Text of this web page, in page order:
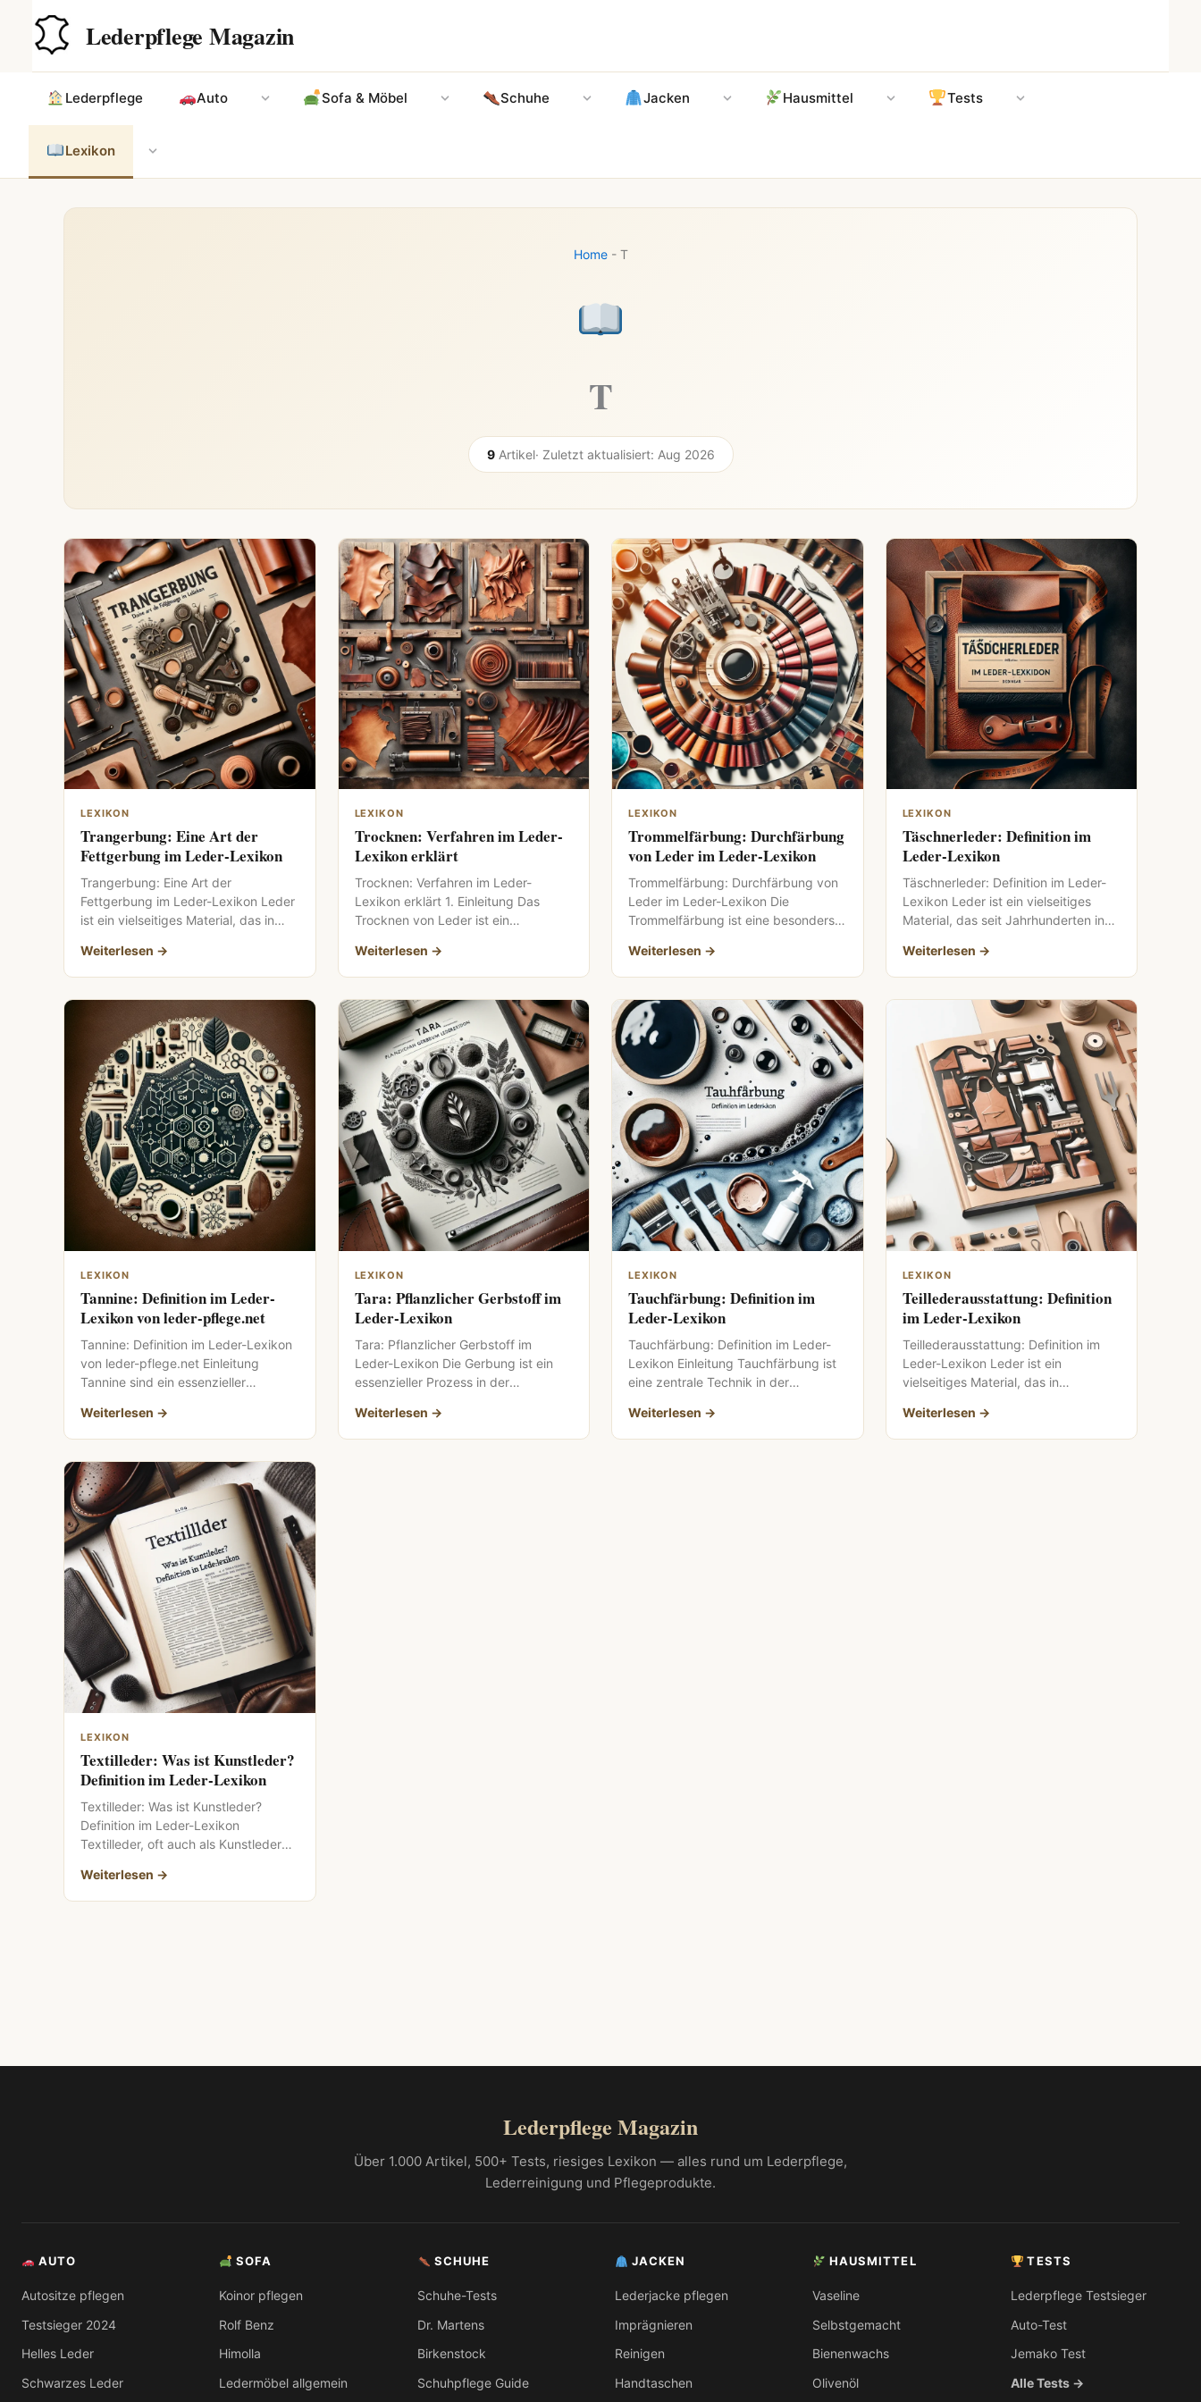
springen
Lederpflege Magazin
Lederpflege Auto Sofa & Möbel Schuhe Jacken Hausmittel Tests
Lexikon
Hauptinhalt
Home- T
T
9Artikel· Zuletzt aktualisiert: Aug 2026
LEXIKON
Trangerbung: Eine Art der
Fettgerbung im Leder-Lexikon
Trangerbung: Eine Art der
Fettgerbung im Leder-Lexikon Leder
ist ein vielseitiges Material, das in
Anwendung findet, […]
Weiterlesen →
LEXIKON
Trocknen: Verfahren im Leder-
Lexikon erklärt
Trocknen: Verfahren im Leder-
Lexikon erklärt 1. Einleitung Das
Trocknen von Leder ist ein
die Ästhetik, […]
Weiterlesen →
LEXIKON
Trommelfärbung: Durchfärbung
von Leder im Leder-Lexikon
Trommelfärbung: Durchfärbung von
Leder im Leder-Lexikon Die
Trommelfärbung ist eine besonders
Lederverarbeitung, die es
ermöglicht, Leder […]
Weiterlesen →
LEXIKON
Täschnerleder: Definition im
Leder-Lexikon
Täschnerleder: Definition im Leder-
Lexikon Leder ist ein vielseitiges
Material, das seit Jahrhunderten in
Möbeln und Accessoires […]
Weiterlesen →
LEXIKON
Tannine: Definition im Leder-
Lexikon von leder-pflege.net
Tannine: Definition im Leder-Lexikon
von leder-pflege.net Einleitung
Tannine sind ein essenzieller
spielen eine entscheidende Rolle im
[…]
Weiterlesen →
LEXIKON
Tara: Pflanzlicher Gerbstoff im
Leder-Lexikon
Tara: Pflanzlicher Gerbstoff im
Leder-Lexikon Die Gerbung ist ein
essenzieller Prozess in der
Haltbarkeit und Qualität des […]
Weiterlesen →
LEXIKON
Tauchfärbung: Definition im
Leder-Lexikon
Tauchfärbung: Definition im Leder-
Lexikon Einleitung Tauchfärbung ist
eine zentrale Technik in der
ästhetische als auch funktionale
Vorteile […]
Weiterlesen →
LEXIKON
Teillederausstattung: Definition
im Leder-Lexikon
Teillederausstattung: Definition im
Leder-Lexikon Leder ist ein
vielseitiges Material, das in
erhältlich ist. Eine dieser
Ausstattungen ist die […]
Weiterlesen →
LEXIKON
Textilleder: Was ist Kunstleder?
Definition im Leder-Lexikon
Textilleder: Was ist Kunstleder?
Definition im Leder-Lexikon
Textilleder, oft auch als Kunstleder
Jahren zu […]
Weiterlesen →
Lederpflege Magazin
Über 1.000 Artikel, 500+ Tests, riesiges Lexikon — alles rund um Lederpflege,
Lederreinigung und Pflegeprodukte.
AUTO
Autositze pflegen
Testsieger 2024
Helles Leder
Schwarzes Leder
SOFA
Koinor pflegen
Rolf Benz
Himolla
Ledermöbel allgemein
SCHUHE
Schuhe-Tests
Dr. Martens
Birkenstock
Schuhpflege Guide
JACKEN
Lederjacke pflegen
Imprägnieren
Reinigen
Handtaschen
HAUSMITTEL
Vaseline
Selbstgemacht
Bienenwachs
Olivenöl
TESTS
Lederpflege Testsieger
Auto-Test
Jemako Test
Alle Tests →